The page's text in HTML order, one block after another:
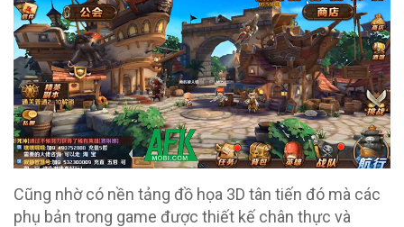
Cũng nhờ có nền tảng đồ họa 3D tân tiến đó mà các
phụ bản trong game được thiết kế chân thực và